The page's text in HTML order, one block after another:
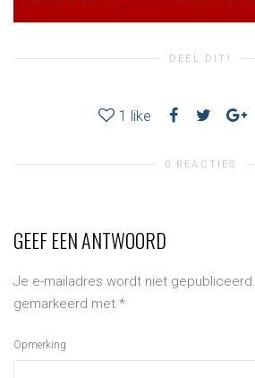
DEEL DIT!
1 like
0 REACTIES
GEEF EEN ANTWOORD
Je e-mailadres wordt niet gepubliceerd.
gemarkeerd met *
Opmerking